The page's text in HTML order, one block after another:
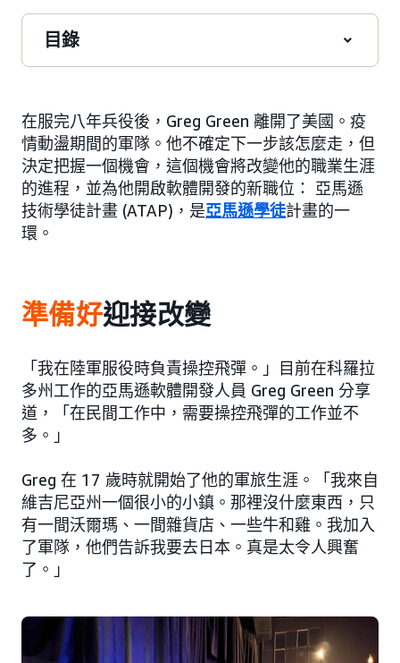
目錄
在服完八年兵役後，Greg Green 離開了美國。疫
情動盪期間的軍隊。他不確定下一步該怎麼走，但
決定把握一個機會，這個機會將改變他的職業生涯
的進程，並為他開啟軟體開發的新職位： 亞馬遜
技術學徒計畫 (ATAP)，是亞馬遜學徒計畫的一
環。
準備好迎接改變
「我在陸軍服役時負責操控飛彈。」目前在科羅拉
多州工作的亞馬遜軟體開發人員 Greg Green 分享
道，「在民間工作中，需要操控飛彈的工作並不
多。」
Greg 在 17 歲時就開始了他的軍旅生涯。「我來自
維吉尼亞州一個很小的小鎮。那裡沒什麼東西，只
有一間沃爾瑪、一間雜貨店、一些牛和雞。我加入
了軍隊，他們告訴我要去日本。真是太令人興奮
了。」